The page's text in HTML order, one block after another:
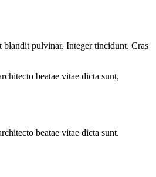
blandit pulvinar. Integer tincidunt. Cras
beatae vitae dicta sunt,
beatae vitae dicta sunt.